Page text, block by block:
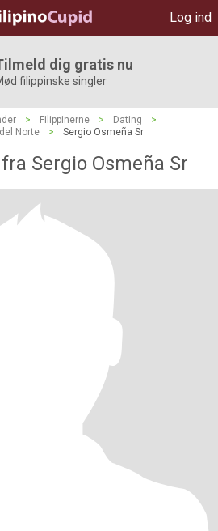
Log ind
dig gratis nu
filippinske singler
> Filippinerne > Dating
>
Norte > Sergio Osmeña Sr
Sergio Osmeña Sr